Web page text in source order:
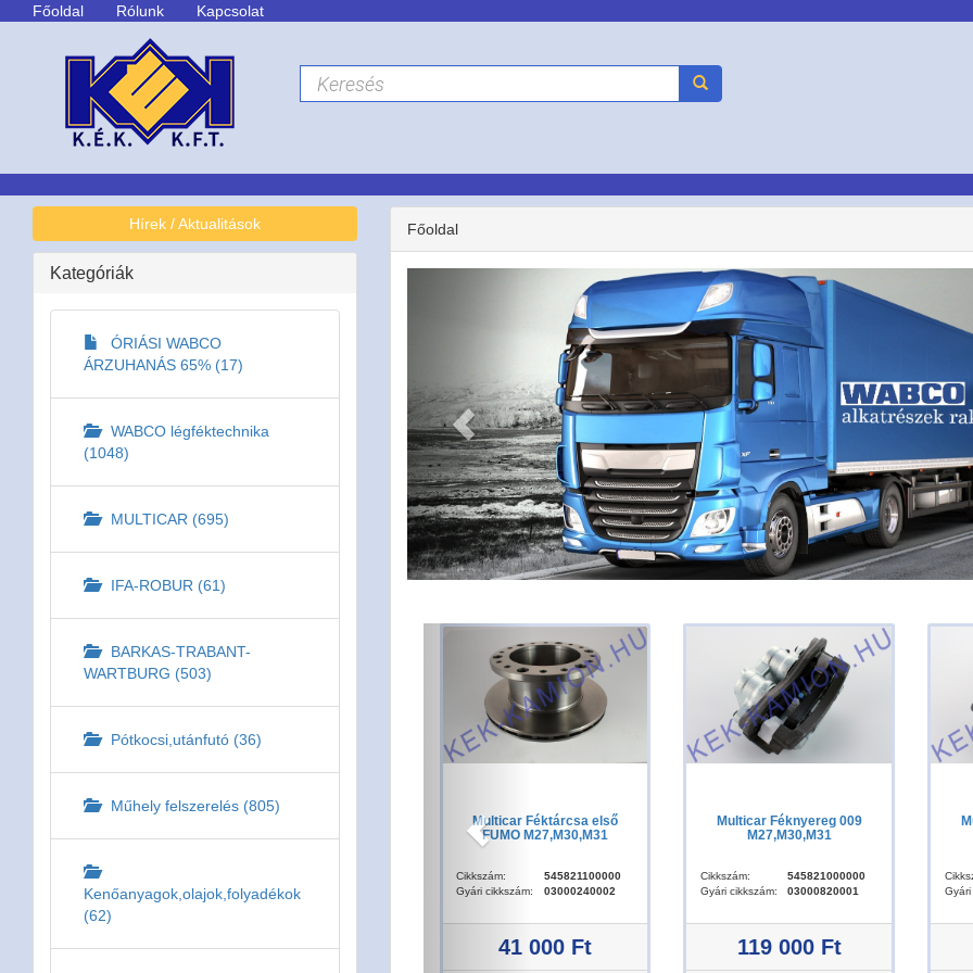
Főoldal Rólunk Kapcsolat
Hírek / Aktualitások
Kategóriák
ÓRIÁSI WABCO
ÁRZUHANÁS 65% (17)
WABCO légféktechnika
(1048)
MULTICAR (695)
IFA-ROBUR (61)
BARKAS-TRABANT-
WARTBURG (503)
Pótkocsi,utánfutó (36)
Műhely felszerelés (805)
Kenőanyagok,olajok,folyadékok
(62)
Főoldal
Multicar Féktárcsa első
FUMO M27,M30,M31
Cikkszám:
545821100000
Gyári cikkszám:
03000240002
41 000 Ft
Multicar Féknyereg 009
M27,M30,M31
Cikkszám:
545821000000
Gyári cikkszám:
03000820001
119 000 Ft
Gyári